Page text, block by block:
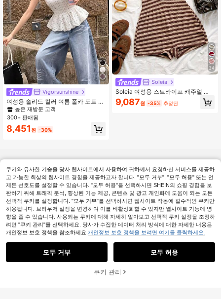
Vigorsunshine
여성용 솔리드 컬러 여름 폴카 도트 디
자인 러플 헴 홀터넥 백리스 크롭 탑,
허리 밴딩, 민소매 화이트, 바캉스룩
높은 재방문 고객
300+ 판매됨
8,451 원 -30%
34
Soleia
Soleia 여성용 스트라이프 캐주얼 점
프수트, 발렌타인 데이, 휴가, 데이트,
해변에 적합
9,087원 -35% 추정된
52% 할인!
쿠키와 유사한 기술을 당사 웹사이트에서 사용하여 귀하께서 요청하신 서비스를 제공하
고 가능한 최상의 웹사이트 경험을 제공하고자 합니다. "모두 거부", "모두 허용" 또는 언
제든 선호도를 설정할 수 있습니다. "모두 허용"을 선택하시면 SHEIN의 쇼핑 경험을 보
완하기 위해 트래픽 분석, 향상된 기능 제공, 콘텐츠 및 광고 개인화에 도움이 되는 모든
선택적 쿠키를 설정합니다. "모두 거부"를 선택하시면 웹사이트 작동에 필수적인 쿠키만
허용됩니다. 브라우저 설정을 변경하여 이를 비활성화할 수 있지만 웹사이트 기능에 영
향을 줄 수 있습니다. 사용되는 쿠키에 대해 자세히 알아보고 선택적 쿠키 설정을 조정하
려면 "쿠키 관리"를 선택하세요. 당사가 수집한 데이터 처리 방식에 대한 자세한 내용은
개인정보 보호 정책을 참조하세요. 개인정보 보호 정책을 보려면 여기를 클릭하세요.
모두 거부 모두 허용
쿠키 관리